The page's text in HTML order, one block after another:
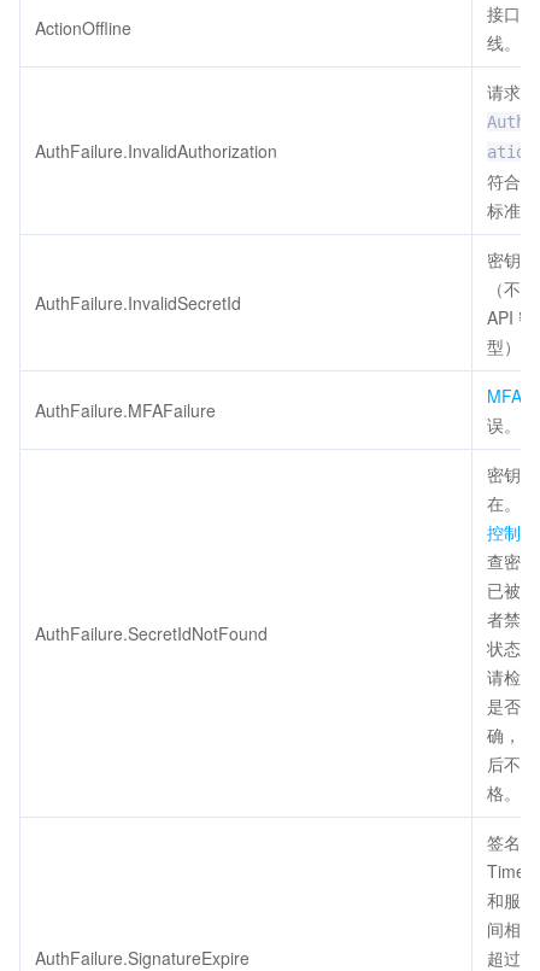
ActionOffline
接口
线。
AuthFailure.InvalidAuthorization
请求
ation
符合
标准。
AuthFailure.InvalidSecretId
密钥
（不
API 密
型）。
AuthFailure.MFAFailure
MFA
误。
AuthFailure.SecretIdNotFound
密钥
在。
控制台
查密
已被
者禁
状态
请检
是否
确，
后不
格。
AuthFailure.SignatureExpire
签名
和服
间相
超过